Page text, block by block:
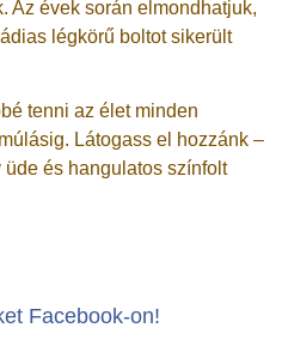
Az évek során elmondhatjuk,
légkörű boltot sikerült
tenni az élet minden
Látogass el hozzánk –
és hangulatos színfolt
Facebook-on!